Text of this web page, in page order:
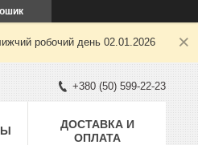
робочий день 02.01.2026
+380 (50) 599-22-23
ДОСТАВКА И
ОПЛАТА